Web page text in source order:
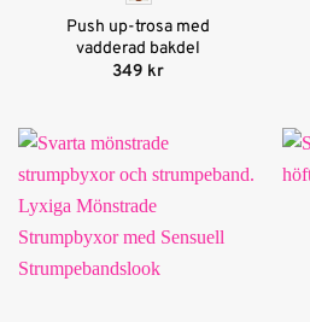
Push up-trosa med
vadderad bakdel
349 kr